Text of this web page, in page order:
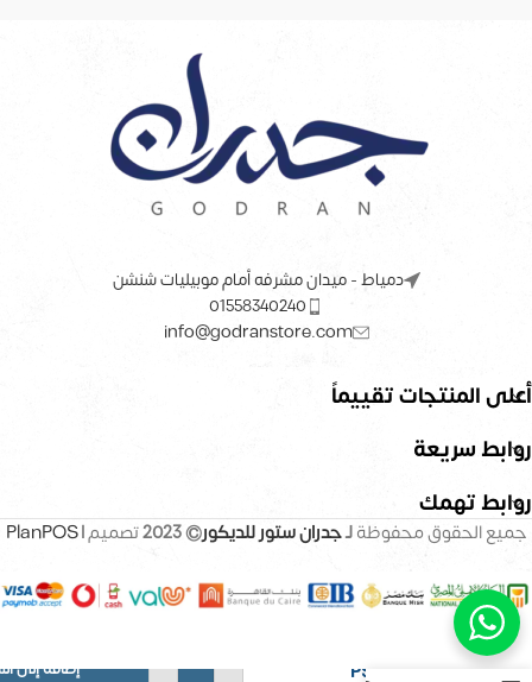
دمياط - ميدان مشرفه أمام موبيليات شنشن
01558340240
info@godranstore.com
أعلى المنتجات تقييماً
روابط سريعة
روابط تهمك
جميع الحقوق محفوظةلـجدران ستور للديكور© 2023 تصميم |PlanPOS
بديل خشب PS
إضافة إلى